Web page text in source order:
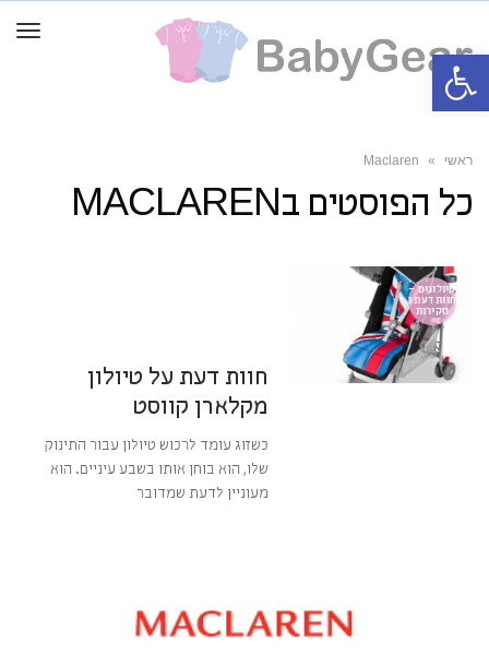
ראשי »
Maclaren
כל הפוסטים בMACLAREN
טיולונים –
חוות דעת ו
סקירות
חוות דעת על טיולון
מקלארן קווסט
כשזוג עומד לרכוש טיולון עבור התינוק
שלו, הוא בוחן אותו בשבע עיניים. הוא
מעוניין לדעת שמדובר
פתח סרגל נגישות